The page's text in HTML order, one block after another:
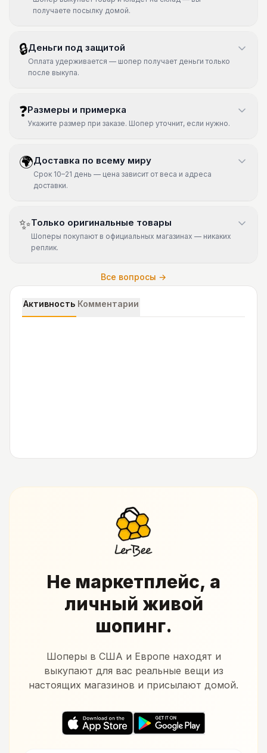
получаете посылку домой.
🔒Деньги под защитой
Оплата удерживается — шопер получает деньги только
после выкупа.
❓Размеры и примерка
Укажите размер при заказе. Шопер уточнит, если нужно.
🌍Доставка по всему миру
Срок 10–21 день — цена зависит от веса и адреса
доставки.
✨Только оригинальные товары
Шоперы покупают в официальных магазинах — никаких
реплик.
Все вопросы →
Активность Комментарии
Не маркетплейс, а
личный живой
шопинг.
Шоперы в США и Европе находят и
выкупают для вас реальные вещи из
настоящих магазинов и присылают домой.